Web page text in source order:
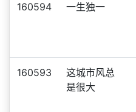
160594 一生独一
160593
这城市风总
是很大